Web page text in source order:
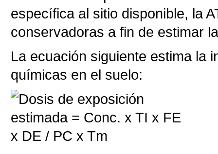
específica al sitio disponible, la
conservadoras a fin de estimar
La ecuación siguiente estima la
químicas en el suelo: